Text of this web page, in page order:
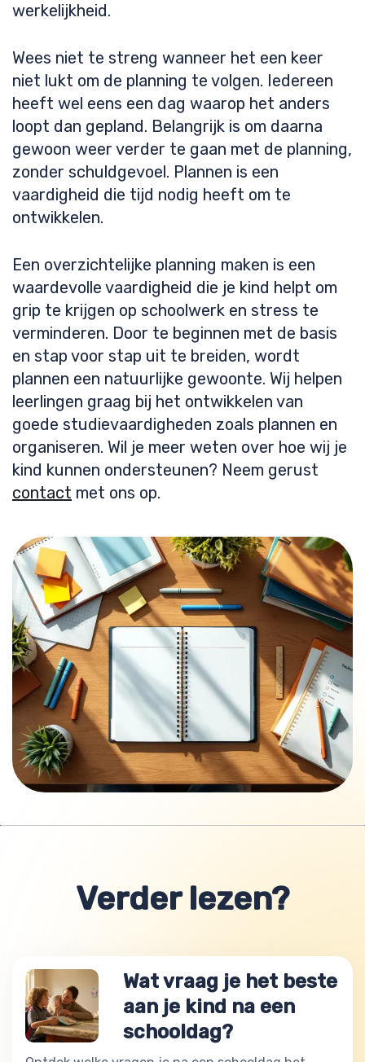
werkelijkheid.
Wees niet te streng wanneer het een keer
niet lukt om de planning te volgen. Iedereen
heeft wel eens een dag waarop het anders
loopt dan gepland. Belangrijk is om daarna
gewoon weer verder te gaan met de planning,
zonder schuldgevoel. Plannen is een
vaardigheid die tijd nodig heeft om te
ontwikkelen.
Een overzichtelijke planning maken is een
waardevolle vaardigheid die je kind helpt om
grip te krijgen op schoolwerk en stress te
verminderen. Door te beginnen met de basis
en stap voor stap uit te breiden, wordt
plannen een natuurlijke gewoonte. Wij helpen
leerlingen graag bij het ontwikkelen van
goede studievaardigheden zoals plannen en
organiseren. Wil je meer weten over hoe wij je
kind kunnen ondersteunen? Neem gerust
contact met ons op.
Verder lezen?
Wat vraag je het beste
aan je kind na een
schooldag?